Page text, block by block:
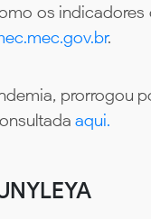
os
.
prorrogou
aqui.